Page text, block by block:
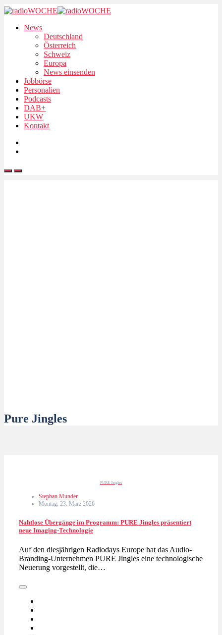
News
Deutschland
Österreich
Schweiz
Europa
News einsenden
Jobbörse
Personalien
Podcasts
DAB+
UKW
Kontakt
Pure Jingles
PURE Jingles
Stephan Munder
Montag, 23. März 2026
Nahtlose Übergänge im Programm: PURE Jingles präsentiert
neue Imaging-Technologie
Auf den diesjährigen Radiodays Europe hat das Audio-
Branding-Unternehmen PURE Jingles eine technologische
Neuerung vorgestellt, die…